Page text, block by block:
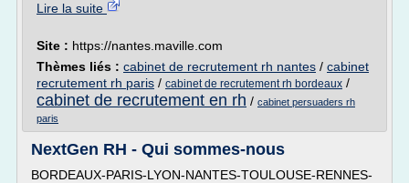
Lire la suite
Site : https://nantes.maville.com
Thèmes liés : cabinet de recrutement rh nantes / cabinet
recrutement rh paris / cabinet de recrutement rh bordeaux /
cabinet de recrutement en rh / cabinet persuaders rh
paris
NextGen RH - Qui sommes-nous
BORDEAUX-PARIS-LYON-NANTES-TOULOUSE-RENNES-